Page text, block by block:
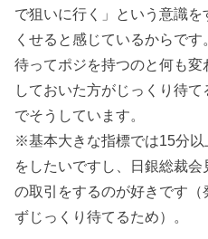
で狙いに行く」という意識
くせると感じているからで
待ってポジを持つのと何も
しておいた方がじっくり待
でそうしています。
※基本大きな指標では15分
をしたいですし、日銀総裁
の取引をするのが好きです
ずじっくり待てるため）。